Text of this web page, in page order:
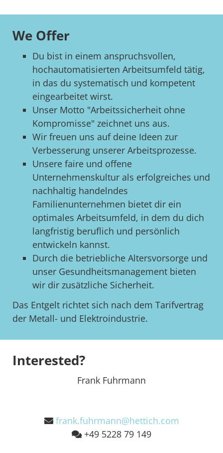
We Offer
Du bist in einem anspruchsvollen,
hochautomatisierten Arbeitsumfeld tätig,
in das du systematisch und kompetent
eingearbeitet wirst.
Unser Motto "Arbeitssicherheit ohne
Kompromisse" zeichnet uns aus.
Wir freuen uns auf deine Ideen zur
Verbesserung unserer Arbeitsprozesse.
Unsere faire und offene
Unternehmenskultur als erfolgreiches und
nachhaltig handelndes
Familienunternehmen bietet dir ein
optimales Arbeitsumfeld, in dem du dich
langfristig beruflich und persönlich
entwickeln kannst.
Durch die betriebliche Altersvorsorge und
unser Gesundheitsmanagement bieten
wir dir zusätzliche Sicherheit.
Das Entgelt richtet sich nach dem Tarifvertrag
der Metall- und Elektroindustrie.
Interested?
Frank Fuhrmann
frank.fuhrmann@hettich.com
+49 5228 79 149